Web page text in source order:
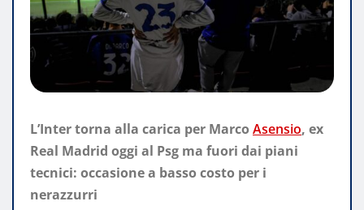
L’Inter torna alla carica per Marco Asensio, ex
Real Madrid oggi al Psg ma fuori dai piani
tecnici: occasione a basso costo per i
nerazzurri